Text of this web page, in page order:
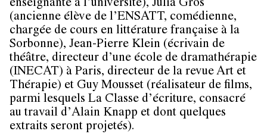
enseignante à l’université), Julia Gros
(ancienne élève de l’ENSATT, comédienne,
chargée de cours en littérature française à la
Sorbonne), Jean-Pierre Klein (écrivain de
théâtre, directeur d’une école de dramathérapie
(INECAT) à Paris, directeur de la revue Art et
Thérapie) et Guy Mousset (réalisateur de films,
parmi lesquels La Classe d’écriture, consacré
au travail d’Alain Knapp et dont quelques
extraits seront projetés).